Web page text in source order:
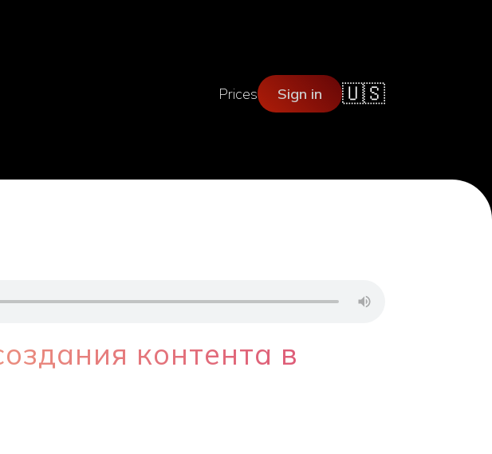
Prices Sign in 🇺🇸
контента в